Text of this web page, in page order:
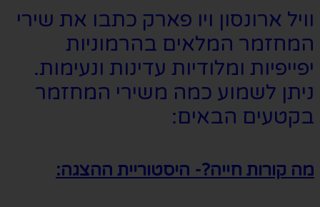
וויל ארונסון ויו פארק כתבו את שירי
המחזמר המלאים בהרמוניות
יפייפיות ומלודיות עדינות ונעימות.
ניתן לשמוע כמה משירי המחזמר
בקטעים הבאים:
מה קורות חייה?- היסטוריית ההצגה: